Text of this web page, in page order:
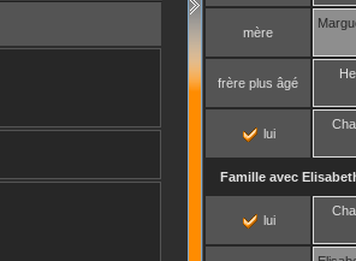
mère
frère plus âgé
lui
Famille avec
lui